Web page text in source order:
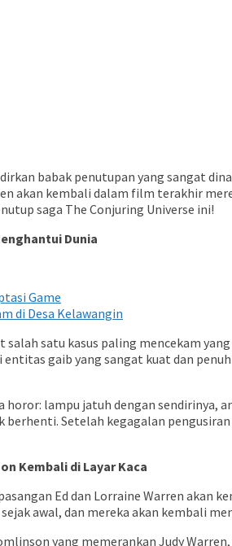
babak penutupan yang sangat
akan kembali dalam film terakhir
saga The Conjuring Universe ini!
Dunia
Game
di Desa Kelawangin
satu kasus paling mencekam
gaib yang sangat kuat dan
lampu jatuh dengan sendirinya,
Setelah kegagalan
Kembali di Layar Kaca
Ed dan Lorraine Warren akan
awal, dan mereka akan kembali
yang memerankan Judy